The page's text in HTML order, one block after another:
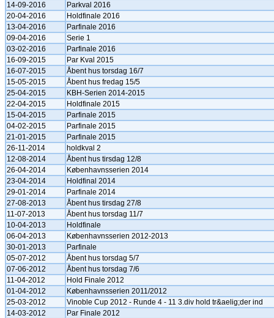
14-09-2016
Parkval 2016
20-04-2016
Holdfinale 2016
13-04-2016
Parfinale 2016
09-04-2016
Serie 1
03-02-2016
Parfinale 2016
16-09-2015
Par Kval 2015
16-07-2015
Åbent hus torsdag 16/7
15-05-2015
Åbent hus fredag 15/5
25-04-2015
KBH-Serien 2014-2015
22-04-2015
Holdfinale 2015
15-04-2015
Parfinale 2015
04-02-2015
Parfinale 2015
21-01-2015
Parfinale 2015
26-11-2014
holdkval 2
12-08-2014
Åbent hus tirsdag 12/8
26-04-2014
Københavnsserien 2014
23-04-2014
Holdfinal 2014
29-01-2014
Parfinale 2014
27-08-2013
Åbent hus tirsdag 27/8
11-07-2013
Åbent hus torsdag 11/7
10-04-2013
Holdfinale
06-04-2013
Københavnsserien 2012-2013
30-01-2013
Parfinale
05-07-2012
Åbent hus torsdag 5/7
07-06-2012
Åbent hus torsdag 7/6
11-04-2012
Hold Finale 2012
01-04-2012
Københavnsserien 2011/2012
25-03-2012
Vinoble Cup 2012 - Runde 4 - 11 3.div hold tr&aelig;der ind
14-03-2012
Par Finale 2012